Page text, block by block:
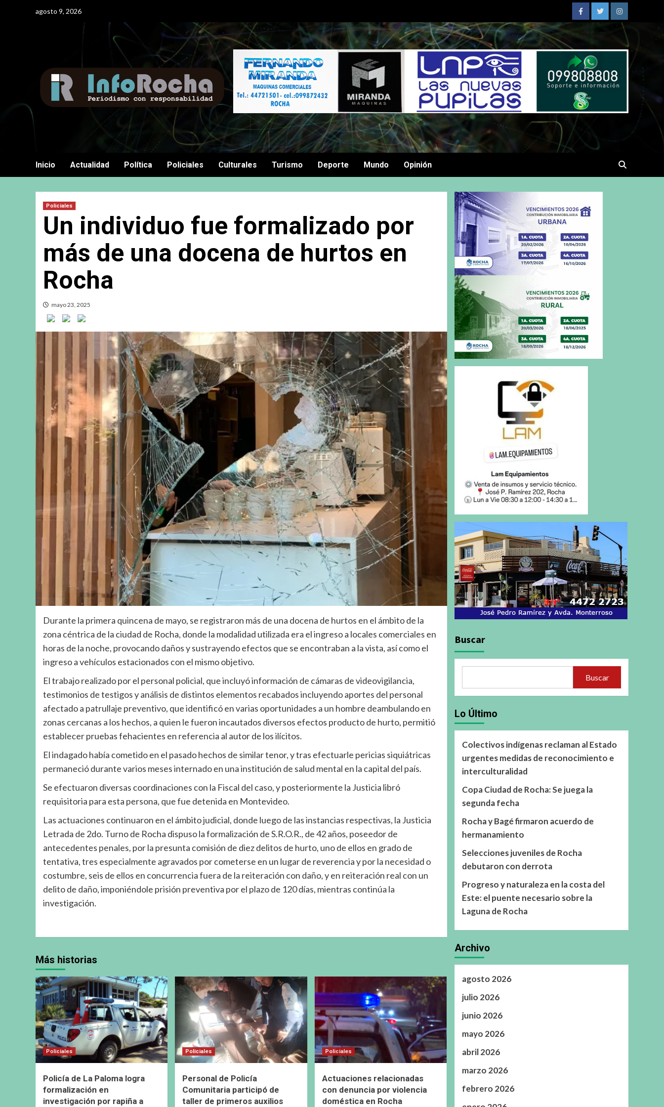
agosto 9, 2026
FacebookTwitterInstagram
Inicio Actualidad Política Policiales Culturales Turismo Deporte Mundo Opinión
Policiales
Un individuo fue formalizado por
más de una docena de hurtos en
Rocha
mayo 23, 2025
Durante la primera quincena de mayo, se registraron más de una docena de hurtos en el ámbito de la
zona céntrica de la ciudad de Rocha, donde la modalidad utilizada era el ingreso a locales comerciales en
horas de la noche, provocando daños y sustrayendo efectos que se encontraban a la vista, así como el
ingreso a vehículos estacionados con el mismo objetivo.
El trabajo realizado por el personal policial, que incluyó información de cámaras de videovigilancia,
testimonios de testigos y análisis de distintos elementos recabados incluyendo aportes del personal
afectado a patrullaje preventivo, que identificó en varias oportunidades a un hombre deambulando en
zonas cercanas a los hechos, a quien le fueron incautados diversos efectos producto de hurto, permitió
establecer pruebas fehacientes en referencia al autor de los ilícitos.
El indagado había cometido en el pasado hechos de similar tenor, y tras efectuarle pericias siquiátricas
permaneció durante varios meses internado en una institución de salud mental en la capital del país.
Se efectuaron diversas coordinaciones con la Fiscal del caso, y posteriormente la Justicia libró
requisitoria para esta persona, que fue detenida en Montevideo.
Las actuaciones continuaron en el ámbito judicial, donde luego de las instancias respectivas, la Justicia
Letrada de 2do. Turno de Rocha dispuso la formalización de S.R.O.R., de 42 años, poseedor de
antecedentes penales, por la presunta comisión de diez delitos de hurto, uno de ellos en grado de
tentativa, tres especialmente agravados por cometerse en un lugar de reverencia y por la necesidad o
costumbre, seis de ellos en concurrencia fuera de la reiteración con daño, y en reiteración real con un
delito de daño, imponiéndole prisión preventiva por el plazo de 120 días, mientras continúa la
investigación.
Más historias
Policiales
Policía de La Paloma logra
formalización en
investigación por rapiña a
Policiales
Personal de Policía
Comunitaria participó de
taller de primeros auxilios
Policiales
Actuaciones relacionadas
con denuncia por violencia
doméstica en Rocha
Buscar
Buscar
Lo Último
Colectivos indígenas reclaman al Estado
urgentes medidas de reconocimiento e
interculturalidad
Copa Ciudad de Rocha: Se juega la
segunda fecha
Rocha y Bagé firmaron acuerdo de
hermanamiento
Selecciones juveniles de Rocha
debutaron con derrota
Progreso y naturaleza en la costa del
Este: el puente necesario sobre la
Laguna de Rocha
Archivo
agosto 2026
julio 2026
junio 2026
mayo 2026
abril 2026
marzo 2026
febrero 2026